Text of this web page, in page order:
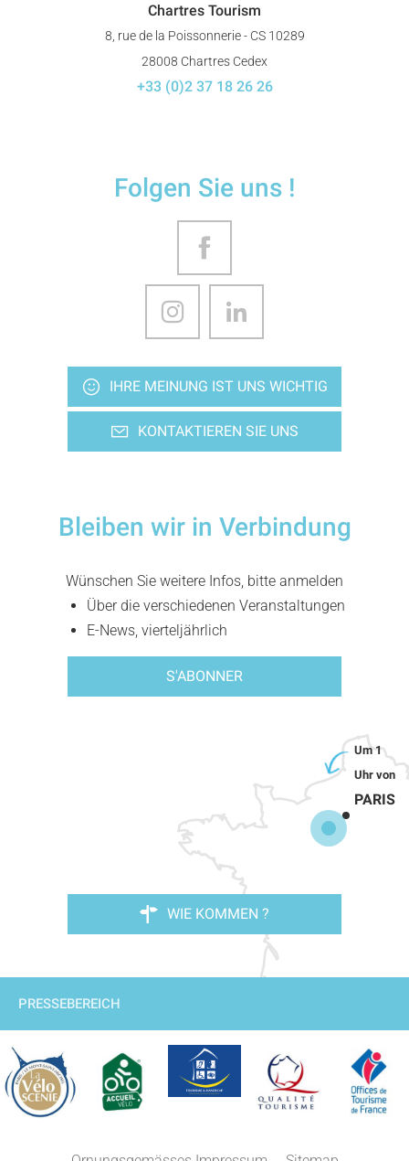
Chartres Tourism
8, rue de la Poissonnerie - CS 10289
28008 Chartres Cedex
+33 (0)2 37 18 26 26
Folgen Sie uns !
IHRE MEINUNG IST UNS WICHTIG
KONTAKTIEREN SIE UNS
Bleiben wir in Verbindung
Wünschen Sie weitere Infos, bitte anmelden
Über die verschiedenen Veranstaltungen
E-News, vierteljährlich
S'ABONNER
PARIS
WIE KOMMEN ?
PRESSEBEREICH